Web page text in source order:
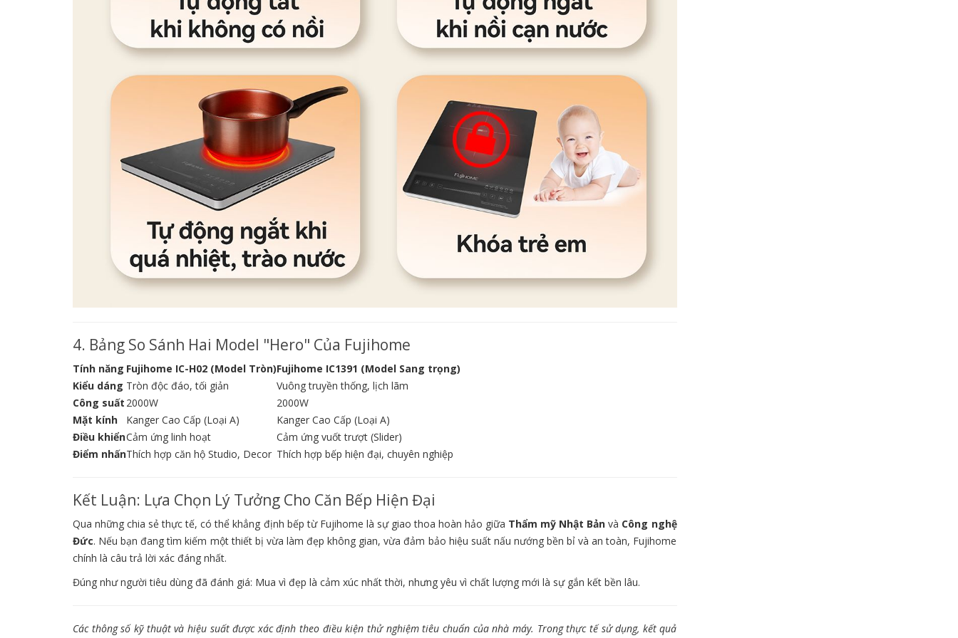
4. Bảng So Sánh Hai Model "Hero" Của Fujihome
Tính năng Fujihome IC-H02 (Model Tròn)Fujihome IC1391 (Model Sang trọng)
Kiểu dáng Tròn độc đáo, tối giản
Vuông truyền thống, lịch lãm
Công suất 2000W
2000W
Mặt kính
Kanger Cao Cấp (Loại A)
Kanger Cao Cấp (Loại A)
Điều khiểnCảm ứng linh hoạt
Cảm ứng vuốt trượt (Slider)
Điểm nhấnThích hợp căn hộ Studio, Decor Thích hợp bếp hiện đại, chuyên nghiệp
Kết Luận: Lựa Chọn Lý Tưởng Cho Căn Bếp Hiện Đại
Qua những chia sẻ thực tế, có thể khẳng định bếp từ Fujihome là sự giao thoa hoàn hảo giữa Thẩm mỹ Nhật Bản và Công nghệ
Đức. Nếu bạn đang tìm kiếm một thiết bị vừa làm đẹp không gian, vừa đảm bảo hiệu suất nấu nướng bền bỉ và an toàn, Fujihome
chính là câu trả lời xác đáng nhất.
Đúng như người tiêu dùng đã đánh giá: Mua vì đẹp là cảm xúc nhất thời, nhưng yêu vì chất lượng mới là sự gắn kết bền lâu.
Các thông số kỹ thuật và hiệu suất được xác định theo điều kiện thử nghiệm tiêu chuẩn của nhà máy. Trong thực tế sử dụng, kết quả